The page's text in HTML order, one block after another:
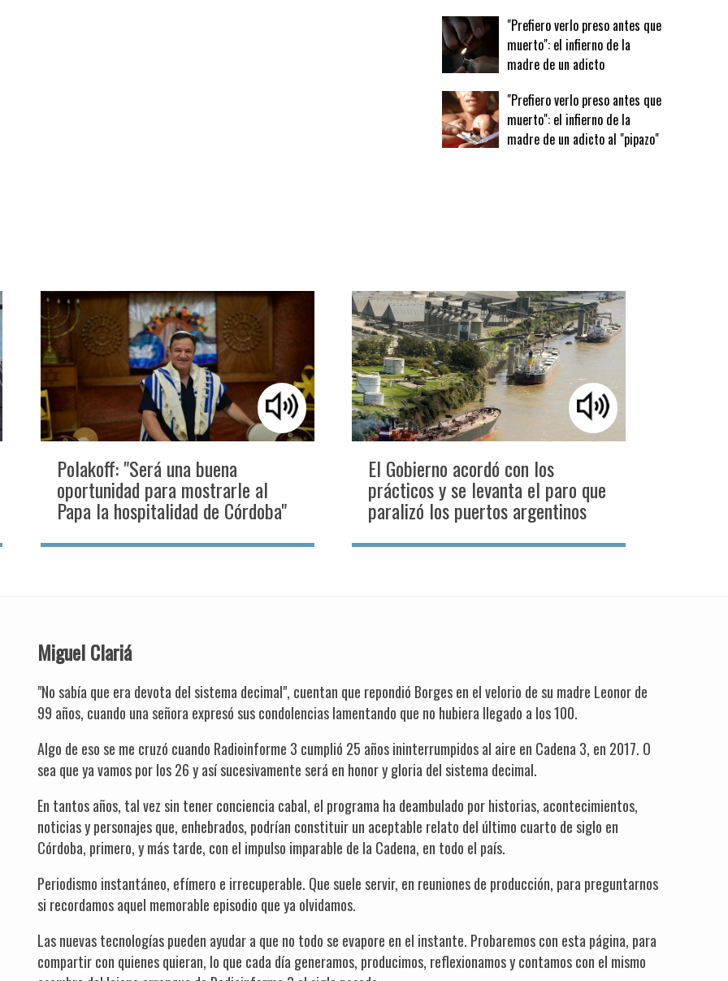
"Prefiero verlo preso antes que
muerto": el infierno de la
madre de un adicto
"Prefiero verlo preso antes que
muerto": el infierno de la
madre de un adicto al "pipazo"
Polakoff: "Será una buena
oportunidad para mostrarle al
Papa la hospitalidad de Córdoba"
El Gobierno acordó con los
prácticos y se levanta el paro que
paralizó los puertos argentinos
Miguel Clariá
"No sabía que era devota del sistema decimal", cuentan que repondió Borges en el velorio de su madre Leonor de
99 años, cuando una señora expresó sus condolencias lamentando que no hubiera llegado a los 100.
Algo de eso se me cruzó cuando Radioinforme 3 cumplió 25 años ininterrumpidos al aire en Cadena 3, en 2017. O
sea que ya vamos por los 26 y así sucesivamente será en honor y gloria del sistema decimal.
En tantos años, tal vez sin tener conciencia cabal, el programa ha deambulado por historias, acontecimientos,
noticias y personajes que, enhebrados, podrían constituir un aceptable relato del último cuarto de siglo en
Córdoba, primero, y más tarde, con el impulso imparable de la Cadena, en todo el país.
Periodismo instantáneo, efímero e irrecuperable. Que suele servir, en reuniones de producción, para preguntarnos
si recordamos aquel memorable episodio que ya olvidamos.
Las nuevas tecnologías pueden ayudar a que no todo se evapore en el instante. Probaremos con esta página, para
compartir con quienes quieran, lo que cada día generamos, producimos, reflexionamos y contamos con el mismo